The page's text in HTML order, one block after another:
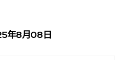
年8月08日